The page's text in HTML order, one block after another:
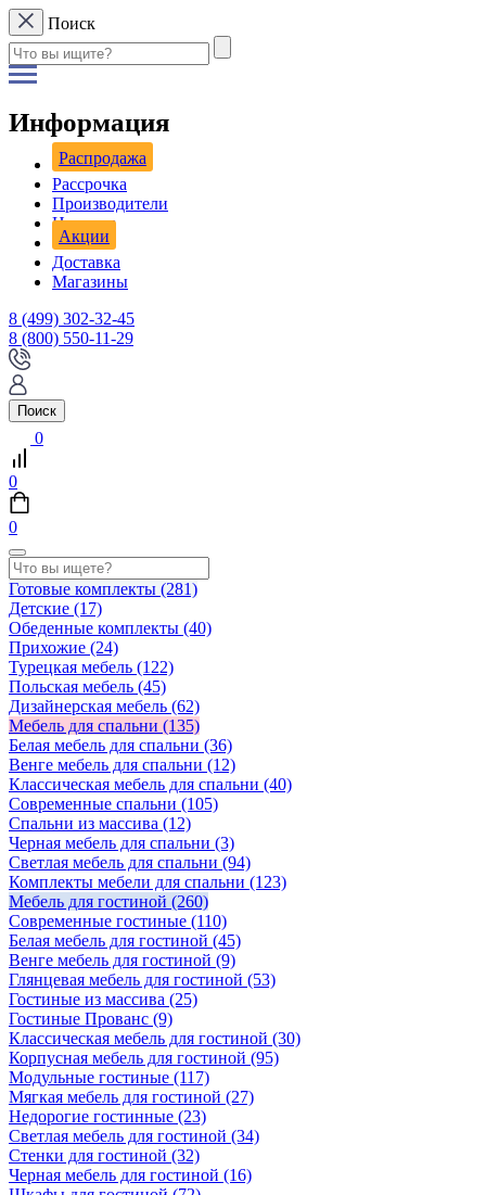
Поиск
Информация
Распродажа
Рассрочка
Производители
Новости
Акции
Доставка
Магазины
8 (499) 302-32-45
8 (800) 550-11-29
Поиск
0
0
0
Готовые комплекты (281)
Детские (17)
Обеденные комплекты (40)
Прихожие (24)
Турецкая мебель (122)
Польская мебель (45)
Дизайнерская мебель (62)
Мебель для спальни (135)
Белая мебель для спальни (36)
Венге мебель для спальни (12)
Классическая мебель для спальни (40)
Современные спальни (105)
Спальни из массива (12)
Черная мебель для спальни (3)
Светлая мебель для спальни (94)
Комплекты мебели для спальни (123)
Мебель для гостиной (260)
Современные гостиные (110)
Белая мебель для гостиной (45)
Венге мебель для гостиной (9)
Глянцевая мебель для гостиной (53)
Гостиные из массива (25)
Гостиные Прованс (9)
Классическая мебель для гостиной (30)
Корпусная мебель для гостиной (95)
Модульные гостиные (117)
Мягкая мебель для гостиной (27)
Недорогие гостинные (23)
Светлая мебель для гостиной (34)
Стенки для гостиной (32)
Черная мебель для гостиной (16)